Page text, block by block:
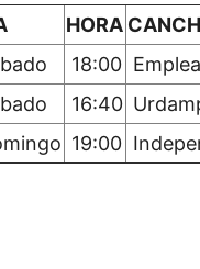
HORA
18:00
16:40
19:00